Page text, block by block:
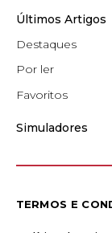
Últimos Artigos
Destaques
Por ler
Favoritos
Simuladores
TERMOS E